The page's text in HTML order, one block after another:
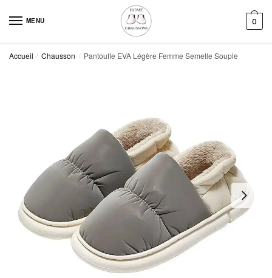
MENU 0
Accueil / Chausson / Pantoufle EVA Légère Femme Semelle Souple